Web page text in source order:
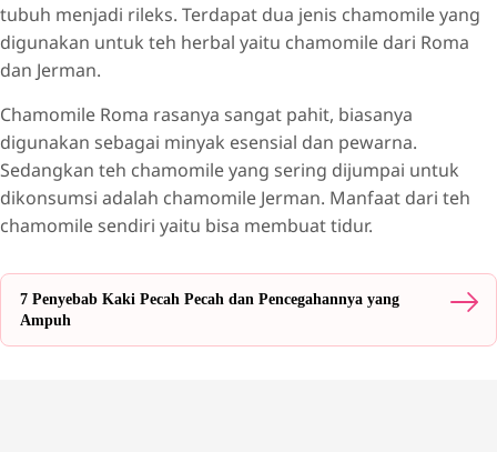
tubuh menjadi rileks. Terdapat dua jenis chamomile yang
digunakan untuk teh herbal yaitu chamomile dari Roma
dan Jerman.
Chamomile Roma rasanya sangat pahit, biasanya
digunakan sebagai minyak esensial dan pewarna.
Sedangkan teh chamomile yang sering dijumpai untuk
dikonsumsi adalah chamomile Jerman. Manfaat dari teh
chamomile sendiri yaitu bisa membuat tidur.
7 Penyebab Kaki Pecah Pecah dan Pencegahannya yang
Ampuh